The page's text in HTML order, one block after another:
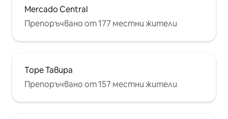
Mercado Central
Препоръчвано от 177 местни жители
Торе Тавира
Препоръчвано от 157 местни жители